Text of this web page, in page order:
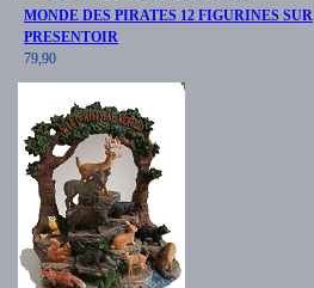
MONDE DES PIRATES 12 FIGURINES SUR
PRESENTOIR
79,90